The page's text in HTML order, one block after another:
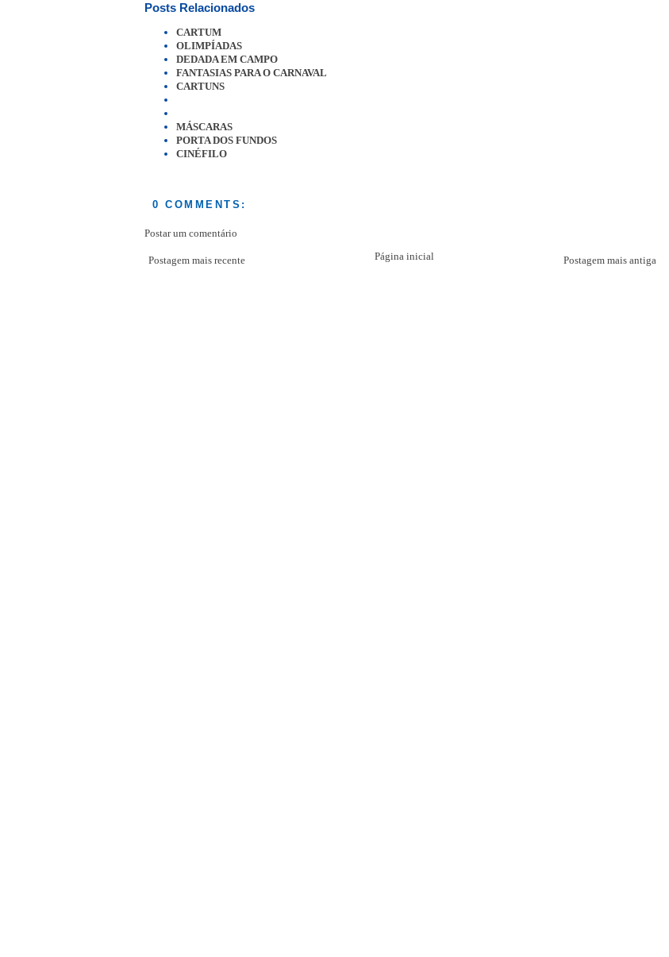
Posts Relacionados
CARTUM
OLIMPÍADAS
DEDADA EM CAMPO
FANTASIAS PARA O CARNAVAL
CARTUNS
MÁSCARAS
PORTA DOS FUNDOS
CINÉFILO
0 COMMENTS:
Postar um comentário
Postagem mais recente Postagem mais antiga
Página inicial